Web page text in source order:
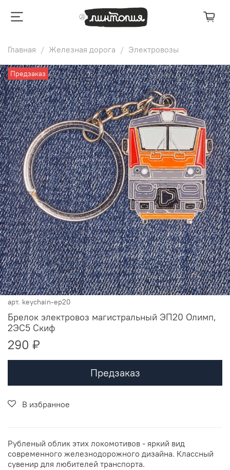
Главная Железная дорога Электровозы
Предзаказ
арт. keychain-ep20
Брелок электровоз магистральный ЭП20 Олимп,
2ЭС5 Скиф
290 ₽
Предзаказ
В избранное
Рубленый облик этих локомотивов - яркий вид
современного железнодорожного дизайна. Классный
сувенир для любителей транспорта.